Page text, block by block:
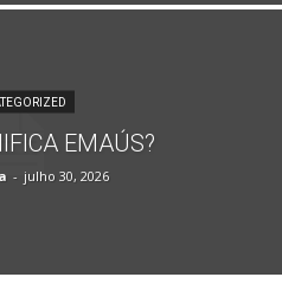
EMAÚS?
- julho 30, 2026